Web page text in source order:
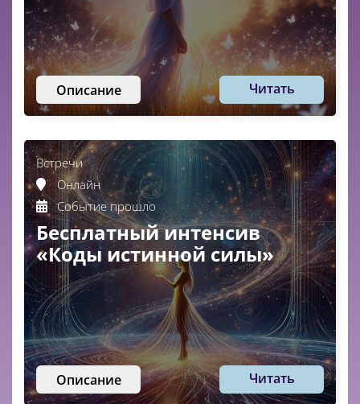
Описание Читать
Встречи
Онлайн
Событие прошло
Бесплатный интенсив
«Коды истинной силы»
Описание Читать